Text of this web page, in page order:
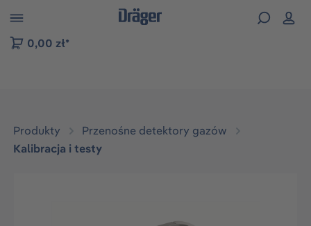
do nawigacji na platformie B2B
0,00 zł*
Produkty
Przenośne detektory gazów
Kalibracja i testy